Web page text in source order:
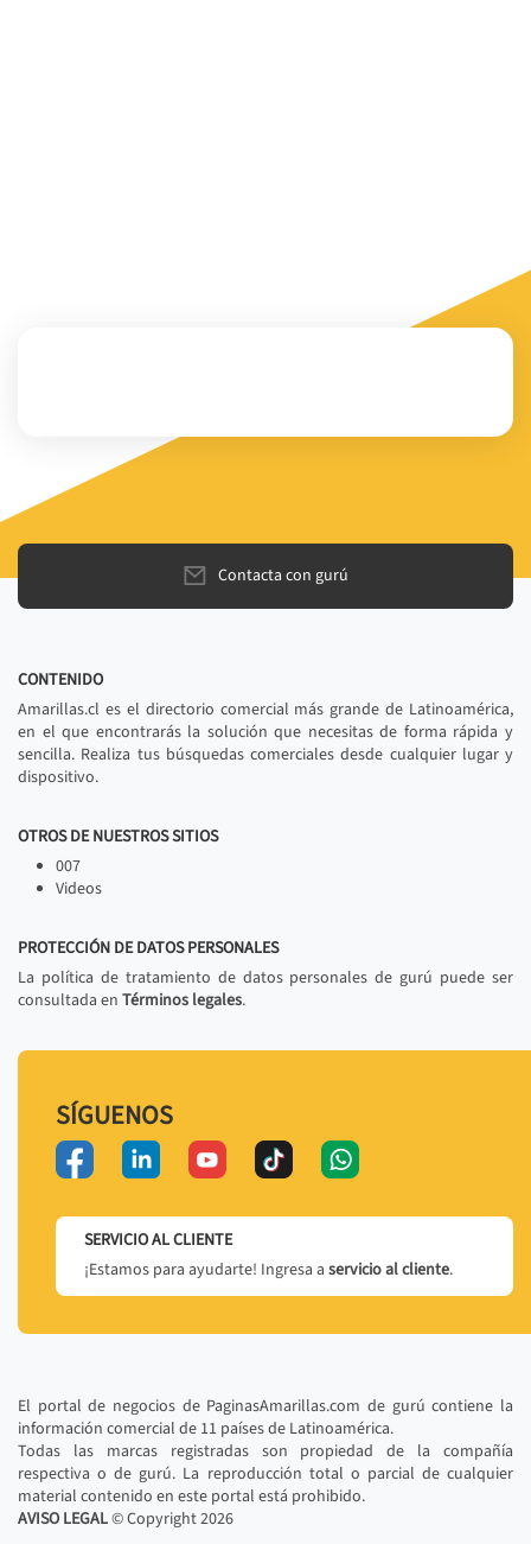
Contacta con gurú
CONTENIDO
Amarillas.cl es el directorio comercial más grande de Latinoamérica,
en el que encontrarás la solución que necesitas de forma rápida y
sencilla. Realiza tus búsquedas comerciales desde cualquier lugar y
dispositivo.
OTROS DE NUESTROS SITIOS
007
Videos
PROTECCIÓN DE DATOS PERSONALES
La política de tratamiento de datos personales de gurú puede ser
consultada en Términos legales.
SÍGUENOS
SERVICIO AL CLIENTE
¡Estamos para ayudarte! Ingresa a servicio al cliente.
El portal de negocios de PaginasAmarillas.com de gurú contiene la
información comercial de 11 países de Latinoamérica.
Todas las marcas registradas son propiedad de la compañía
respectiva o de gurú. La reproducción total o parcial de cualquier
material contenido en este portal está prohibido.
AVISO LEGAL© Copyright2026